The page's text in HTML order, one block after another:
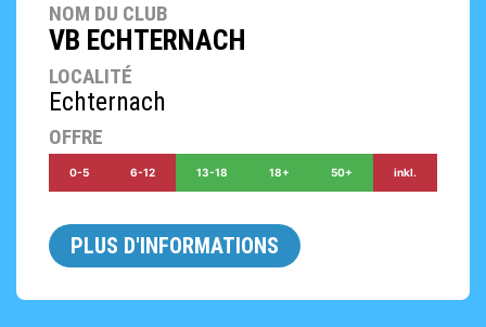
NOM DU CLUB
VB ECHTERNACH
LOCALITÉ
Echternach
OFFRE
0-5 6-12 13-18 18+ 50+ inkl.
PLUS D'INFORMATIONS